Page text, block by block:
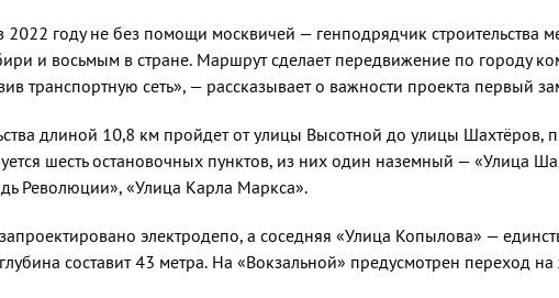
2022 году не без помощи москвичей — генподрядчик строительства
и восьмым в стране. Маршрут сделает передвижение по городу
транспортную сеть», — рассказывает о важности проекта первый
длиной 10,8 км пройдет от улицы Высотной до улицы Шахтёров,
шесть остановочных пунктов, из них один наземный — «Улица
Революции», «Улица Карла Маркса».
электродепо, а соседняя «Улица Копылова» —
составит 43 метра. На «Вокзальной» предусмотрен переход